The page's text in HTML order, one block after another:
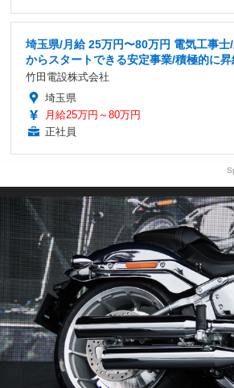
埼玉県/月給 25万円〜80万円 電気工事士
からスタートできる安定事業/積極的に昇
竹田電設株式会社
埼玉県
月給25万円～80万円
正社員